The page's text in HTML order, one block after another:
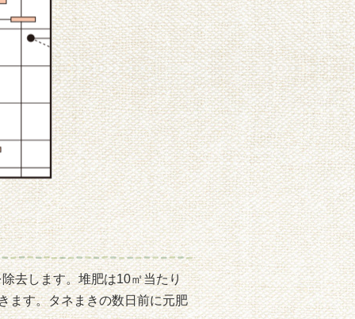
去します。堆肥は10㎡当たり
ます。タネまきの数日前に元肥